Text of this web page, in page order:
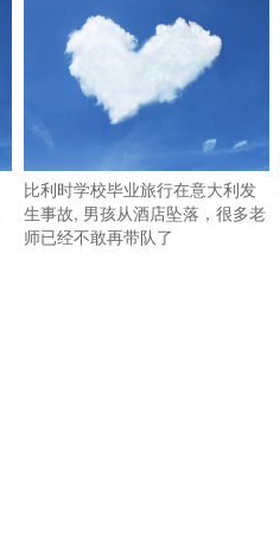
比利时学校毕业旅行在意大利发
生事故, 男孩从酒店坠落，很多老
师已经不敢再带队了